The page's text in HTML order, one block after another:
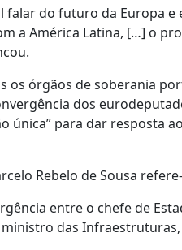
do futuro da Europa
a América Latina, […] o
os órgãos de soberania
dos
única” para dar resposta
Rebelo de Sousa
entre o chefe de
das Infraestruturas,